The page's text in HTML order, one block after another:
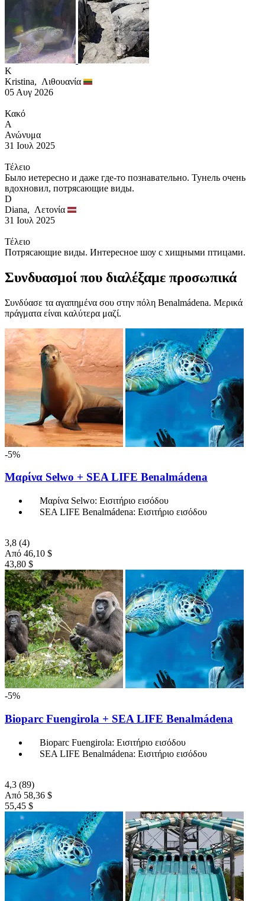
K
Kristina, Λιθουανία
05 Αυγ 2026
Κακό
Α
Ανώνυμα
31 Ιουλ 2025
Τέλειο
Было иетересно и даже где-то познавательно. Тунель очень
вдохновил, потрясающие виды.
D
Diana, Λετονία
31 Ιουλ 2025
Τέλειο
Потрясающие виды. Интересное шоу с хищными птицами.
Συνδυασμοί που διαλέξαμε προσωπικά
Συνδύασε τα αγαπημένα σου στην πόλη Benalmádena. Μερικά
πράγματα είναι καλύτερα μαζί.
-5%
Μαρίνα Selwo + SEA LIFE Benalmádena
Μαρίνα Selwo: Εισιτήριο εισόδου
SEA LIFE Benalmádena: Εισιτήριο εισόδου
3,8 (4)
Από 46,10 $
43,80 $
-5%
Bioparc Fuengirola + SEA LIFE Benalmádena
Bioparc Fuengirola: Εισιτήριο εισόδου
SEA LIFE Benalmádena: Εισιτήριο εισόδου
4,3 (89)
Από 58,36 $
55,45 $